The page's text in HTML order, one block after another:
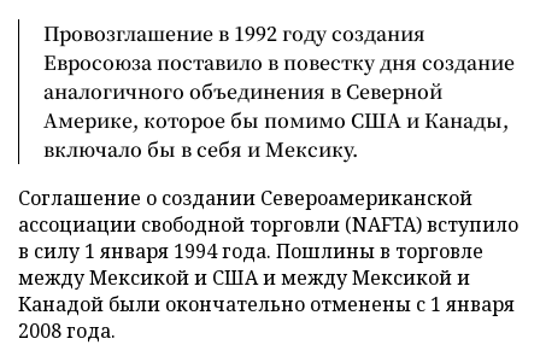
Провозглашение в 1992 году создания
Евросоюза поставило в повестку дня создание
аналогичного объединения в Северной
Америке, которое бы помимо США и Канады,
включало бы в себя и Мексику.
Соглашение о создании Североамериканской
ассоциации свободной торговли (NAFTA) вступило
в силу 1 января 1994 года. Пошлины в торговле
между Мексикой и США и между Мексикой и
Канадой были окончательно отменены с 1 января
2008 года.